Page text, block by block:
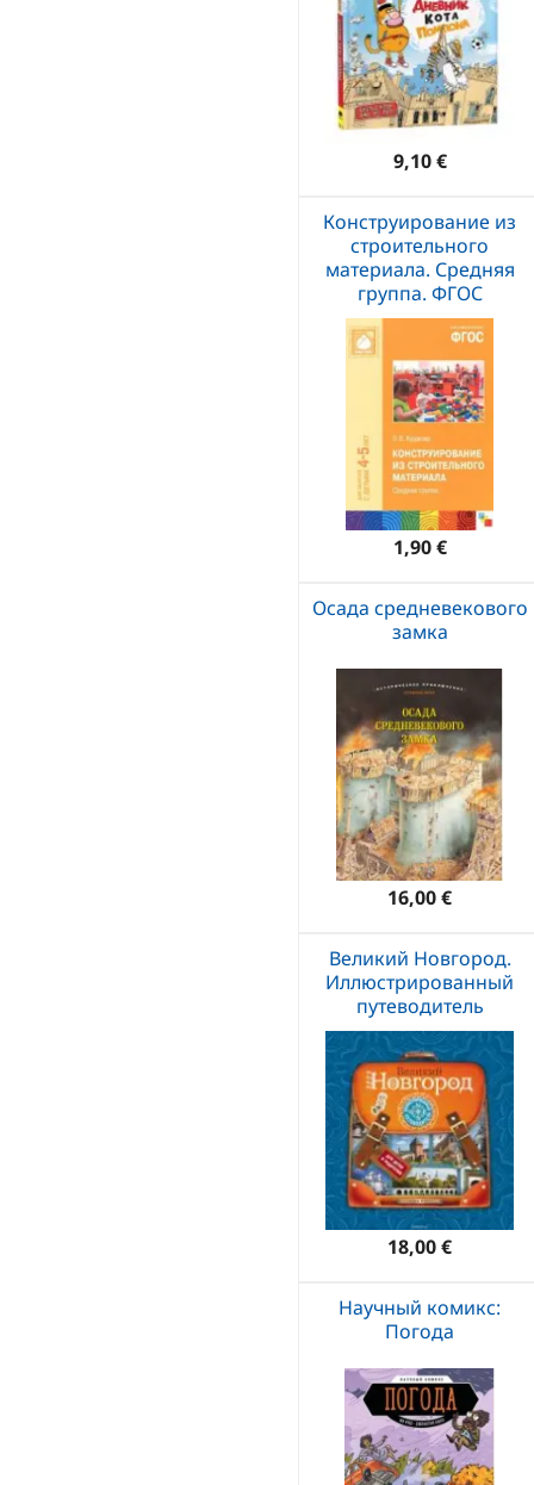
9,10 €
Конструирование из
строительного
материала. Средняя
группа. ФГОС
1,90 €
Осада средневекового
замка
16,00 €
Великий Новгород.
Иллюстрированный
путеводитель
18,00 €
Научный комикс:
Погода